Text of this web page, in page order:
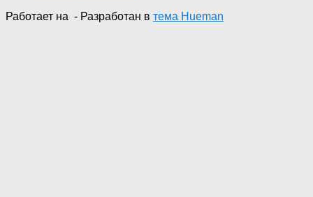
Работает на - Разработан в тема Hueman